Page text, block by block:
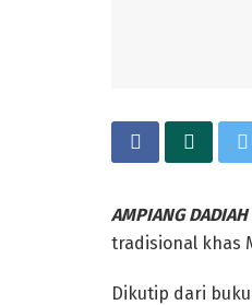
AMPIANG DADIAH
tradisional khas
‎Dikutip dari